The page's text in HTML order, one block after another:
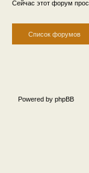
Сейчас этот форум
Список форумов
Powered by phpBB